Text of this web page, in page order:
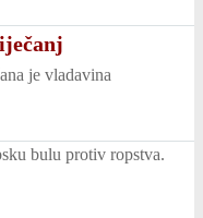
je vladavina
bulu protiv ropstva.